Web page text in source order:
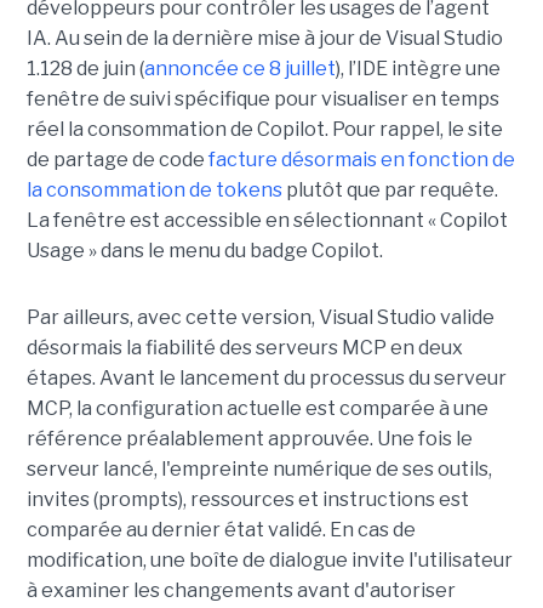
développeurs pour contrôler les usages de l’agent
IA. Au sein de la dernière mise à jour de Visual Studio
1.128 de juin (annoncée ce 8 juillet), l’IDE intègre une
fenêtre de suivi spécifique pour visualiser en temps
réel la consommation de Copilot. Pour rappel, le site
de partage de code facture désormais en fonction de
la consommation de tokens plutôt que par requête.
La fenêtre est accessible en sélectionnant « Copilot
Usage » dans le menu du badge Copilot.
Par ailleurs, avec cette version, Visual Studio valide
désormais la fiabilité des serveurs MCP en deux
étapes. Avant le lancement du processus du serveur
MCP, la configuration actuelle est comparée à une
référence préalablement approuvée. Une fois le
serveur lancé, l'empreinte numérique de ses outils,
invites (prompts), ressources et instructions est
comparée au dernier état validé. En cas de
modification, une boîte de dialogue invite l'utilisateur
à examiner les changements avant d'autoriser